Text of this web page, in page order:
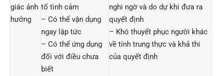
giác ảnh
hưởng
tố tình cảm
– Có thể vận dụng
ngay lập tức
– Có thể ứng dụng
đối với điều chưa
biết
nghi ngờ và do dự khi đưa ra
quyết định
– Khó thuyết phục người khác
về tính trung thực và khả thi
của quyết định